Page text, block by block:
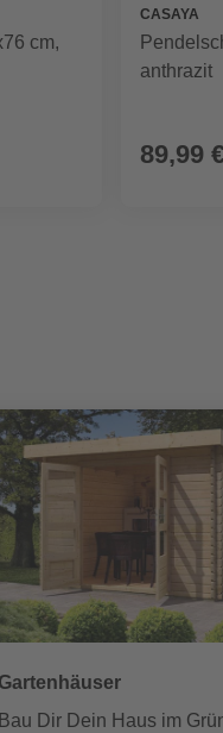
cm,
CASAYA
anthrazit
89,99
Gartenhäuser
Bau Dir Dein Haus im